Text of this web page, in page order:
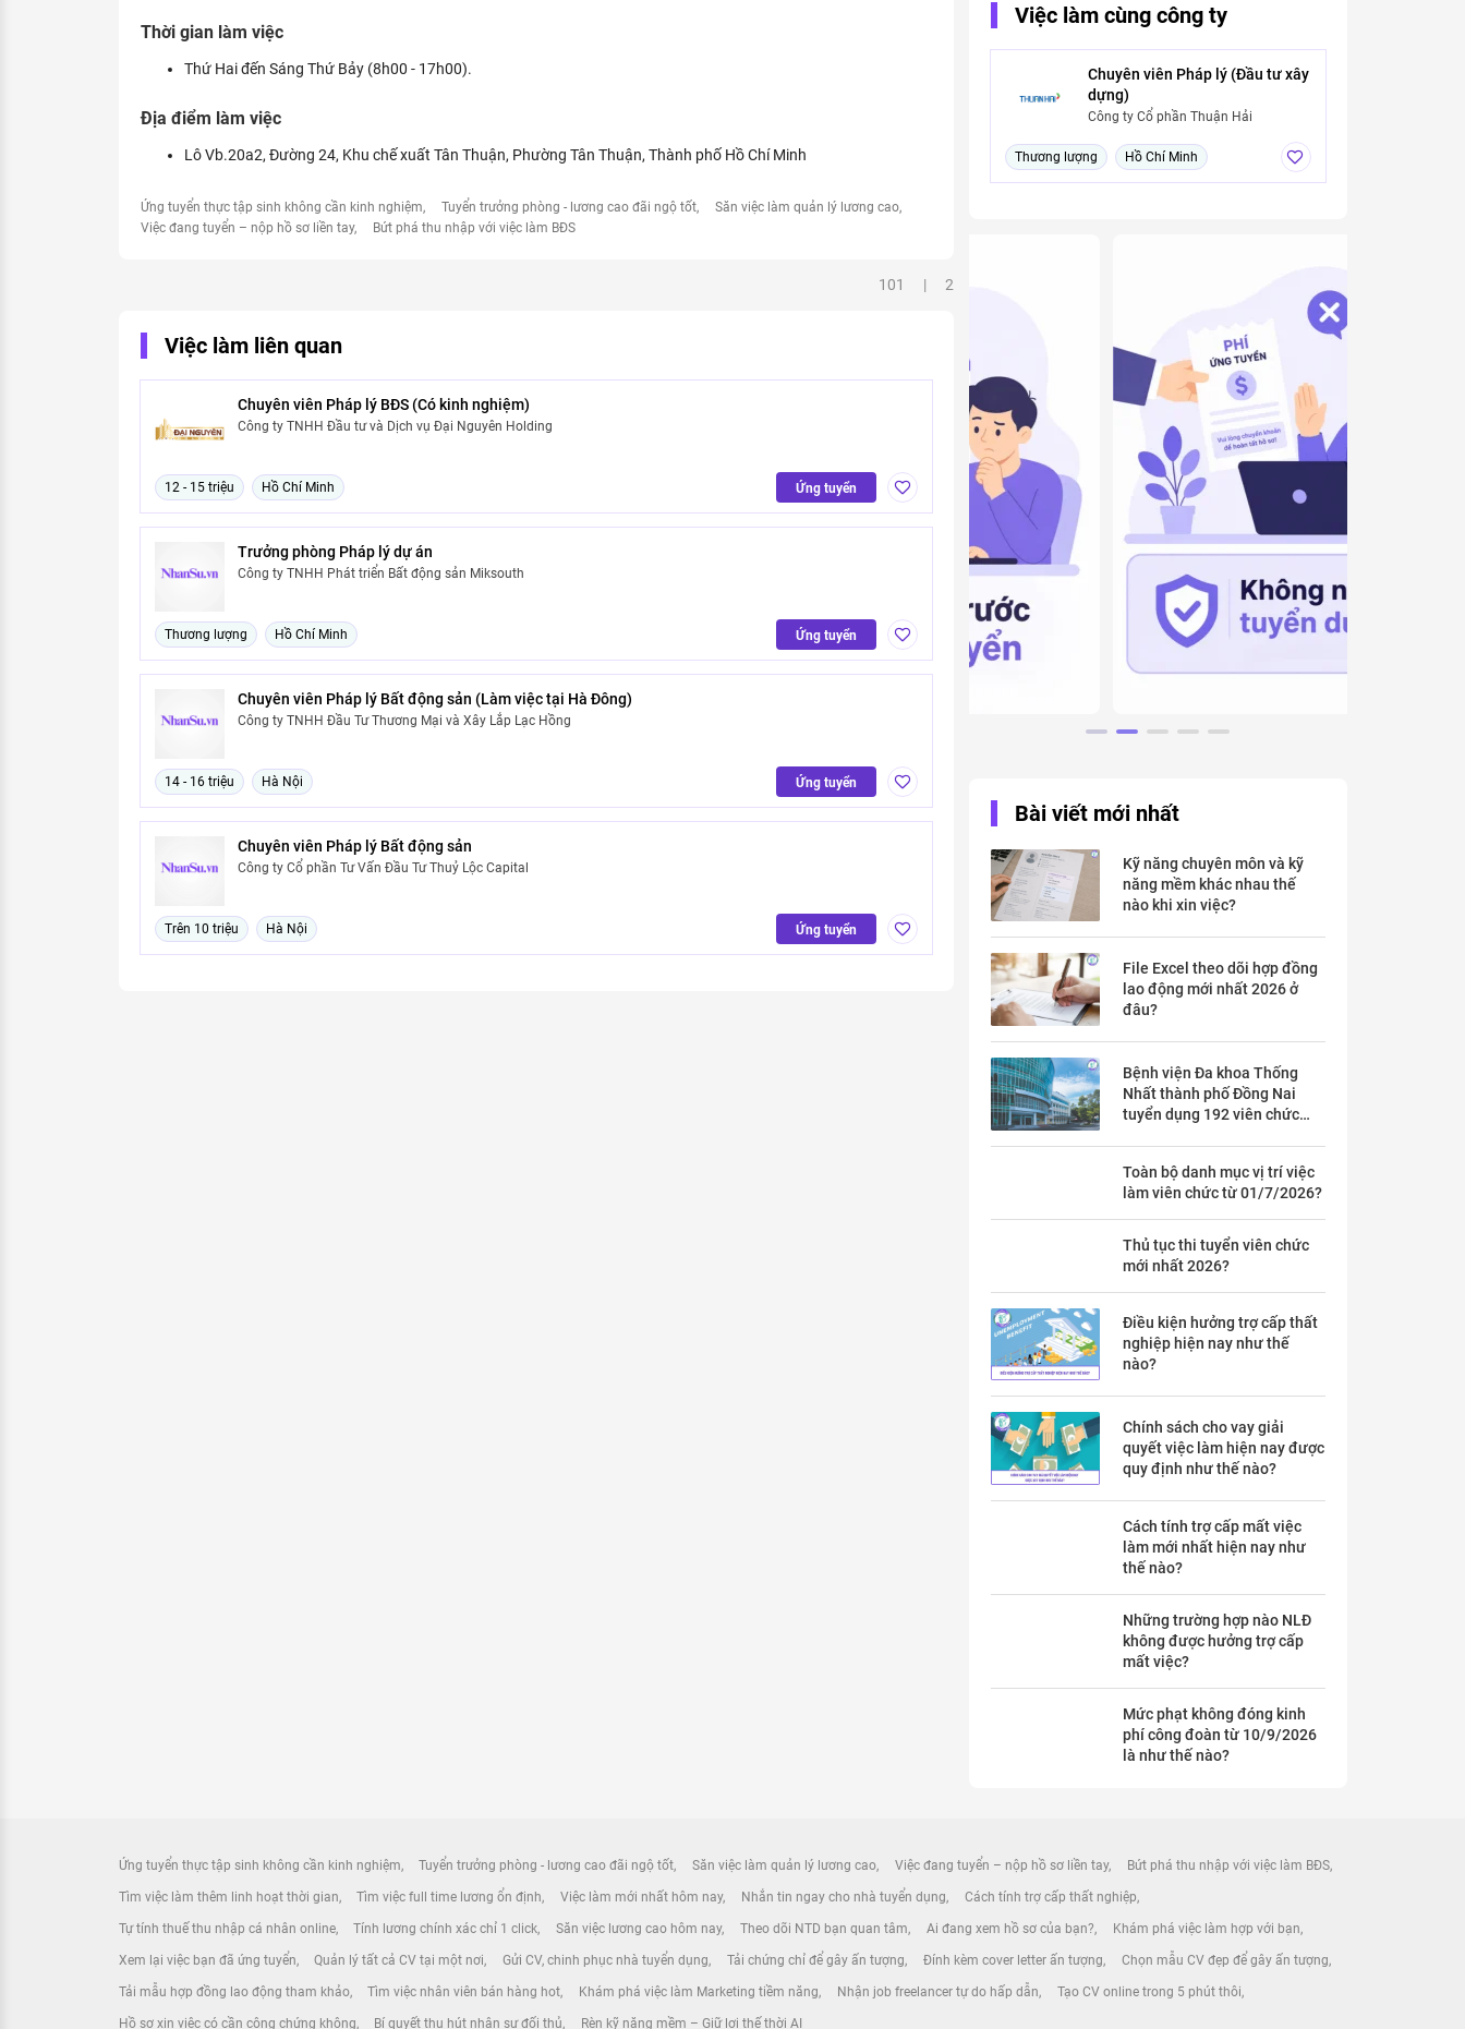
Thời gian làm việc
Thứ Hai đến Sáng Thứ Bảy (8h00 - 17h00).
Địa điểm làm việc
Lô Vb.20a2, Đường 24, Khu chế xuất Tân Thuận, Phường Tân Thuận, Thành phố Hồ Chí Minh
Ứng tuyển thực tập sinh không cần kinh nghiệm Tuyển trưởng phòng - lương cao đãi ngộ tốt
Săn việc làm quản lý lương cao
Việc đang tuyển – nộp hồ sơ liền tay
Bứt phá thu nhập với việc làm BĐS
101 | 2
Việc làm liên quan
Chuyên viên Pháp lý BĐS (Có kinh nghiệm)
Công ty TNHH Đầu tư và Dịch vụ Đại Nguyên Holding
12 - 15 triệu Hồ Chí Minh Ứng tuyển
Trưởng phòng Pháp lý dự án
Công ty TNHH Phát triển Bất động sản Miksouth
Thương lượng Hồ Chí Minh Ứng tuyển
Chuyên viên Pháp lý Bất động sản (Làm việc tại Hà Đông)
Công ty TNHH Đầu Tư Thương Mại và Xây Lắp Lạc Hồng
14 - 16 triệu Hà Nội Ứng tuyển
Chuyên viên Pháp lý Bất động sản
Công ty Cổ phần Tư Vấn Đầu Tư Thuỷ Lộc Capital
Trên 10 triệu Hà Nội Ứng tuyển
Việc làm cùng công ty
Chuyên viên Pháp lý (Đầu tư xây
dựng)
Công ty Cổ phần Thuận Hải
Thương lượng Hồ Chí Minh
Bài viết mới nhất
Kỹ năng chuyên môn và kỹ
năng mềm khác nhau thế
nào khi xin việc?
File Excel theo dõi hợp đồng
lao động mới nhất 2026 ở
đâu?
Bệnh viện Đa khoa Thống
Nhất thành phố Đồng Nai
tuyển dụng 192 viên chức
Toàn bộ danh mục vị trí việc
làm viên chức từ 01/7/2026?
Thủ tục thi tuyển viên chức
mới nhất 2026?
Điều kiện hưởng trợ cấp thất
nghiệp hiện nay như thế
nào?
Chính sách cho vay giải
quyết việc làm hiện nay được
quy định như thế nào?
Cách tính trợ cấp mất việc
làm mới nhất hiện nay như
thế nào?
Những trường hợp nào NLĐ
không được hưởng trợ cấp
mất việc?
Mức phạt không đóng kinh
phí công đoàn từ 10/9/2026
là như thế nào?
Ứng tuyển thực tập sinh không cần kinh nghiệm Tuyển trưởng phòng - lương cao đãi ngộ tốt Săn việc làm quản lý lương cao Việc đang tuyển – nộp hồ sơ liền tay Bứt phá thu nhập với việc làm BĐS
Tìm việc làm thêm linh hoạt thời gian Tìm việc full time lương ổn định Việc làm mới nhất hôm nay Nhắn tin ngay cho nhà tuyển dụng Cách tính trợ cấp thất nghiệp
Tự tính thuế thu nhập cá nhân online Tính lương chính xác chỉ 1 click Săn việc lương cao hôm nay Theo dõi NTD bạn quan tâm Ai đang xem hồ sơ của bạn? Khám phá việc làm hợp với bạn
Xem lại việc bạn đã ứng tuyển Quản lý tất cả CV tại một nơi Gửi CV, chinh phục nhà tuyển dụng Tải chứng chỉ để gây ấn tượng Đính kèm cover letter ấn tượng Chọn mẫu CV đẹp để gây ấn tượng
Tải mẫu hợp đồng lao động tham khảo Tìm việc nhân viên bán hàng hot Khám phá việc làm Marketing tiềm năng Nhận job freelancer tự do hấp dẫn Tạo CV online trong 5 phút thôi
Hồ sơ xin việc có cần công chứng không Bí quyết thu hút nhân sự đối thủ Rèn kỹ năng mềm – Giữ lợi thế thời AI